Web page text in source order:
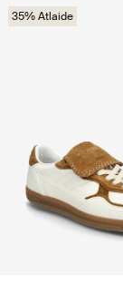
35% Atlaide